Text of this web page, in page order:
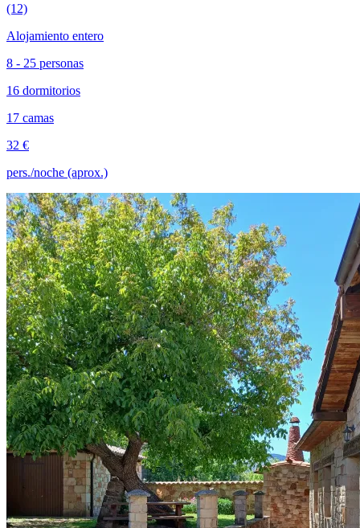
(12)
Alojamiento entero
8 - 25 personas
16 dormitorios
17 camas
32 €
pers./noche (aprox.)